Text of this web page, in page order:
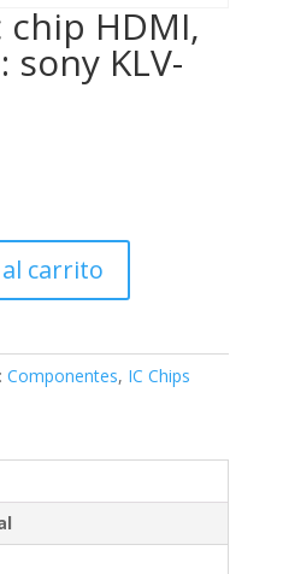
HDMI,
sony KLV-
carrito
Componentes, IC Chips